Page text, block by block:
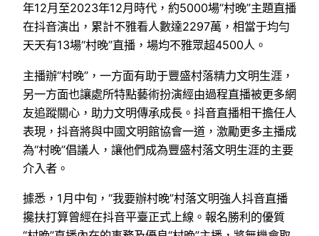
年12月至2023年12月時代，約5000場“村晚”主題直播
在抖音演出，累計不雅看人數達2297萬，相當于均勻
天天有13場“村晚”直播，場均不雅眾超4500人。
主播辦“村晚”，一方面有助于豐盛村落精力文明生涯，
另一方面也讓處所特點藝術扮演經由過程直播被更多網
友追蹤關心，助力文明傳承成長。抖音直播相干擔任人
表現，抖音將與中國文明館協會一道，激勵更多主播成
為“村晚”倡議人，讓他們成為豐盛村落文明生涯的主要
介入者。
據悉，1月中旬，“我要辦村晚”村落文明強人抖音直播
攙扶打算曾經在抖音平臺正式上線。報名勝利的優質